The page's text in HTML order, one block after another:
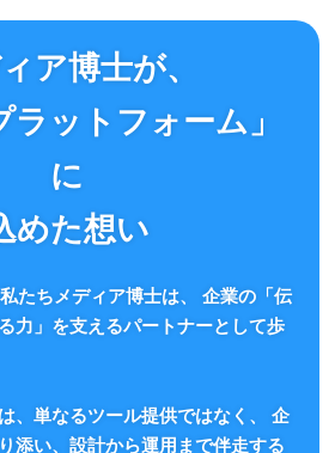
ア博士が、
ラットフォーム」
に
めた想い
たちメディア博士は、
企業の「伝
力」を支えるパートナーとして歩
、単なるツール提供ではなく、
企
添い、設計から運用まで伴走する